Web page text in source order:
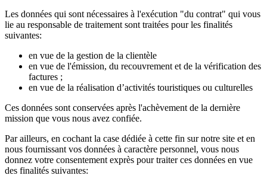
Les données qui sont nécessaires à l'exécution "du contrat" qui vous
lie au responsable de traitement sont traitées pour les finalités
suivantes:
en vue de la gestion de la clientèle
en vue de l'émission, du recouvrement et de la vérification des
factures ;
en vue de la réalisation d’activités touristiques ou culturelles
Ces données sont conservées après l'achèvement de la dernière
mission que vous nous avez confiée.
Par ailleurs, en cochant la case dédiée à cette fin sur notre site et en
nous fournissant vos données à caractère personnel, vous nous
donnez votre consentement exprès pour traiter ces données en vue
des finalités suivantes: